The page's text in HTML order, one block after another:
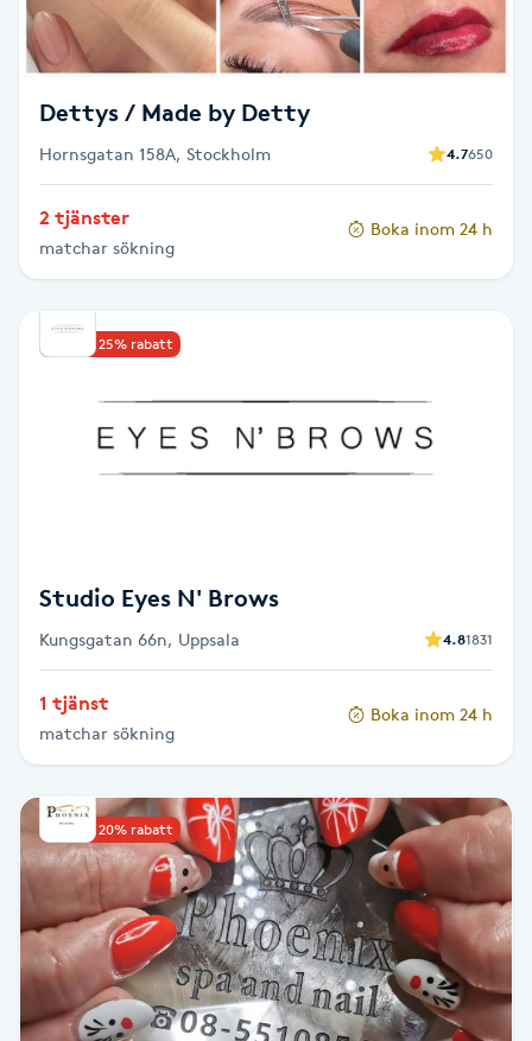
Ortobionomi
Ortopedi
Osteopati
Paraffinbehandling
Pedikyr
Permanent
Personal shopper
Personlig tränare
Picolaser
Piercing
Pigmentbehandling
Pigmentfläckar
Dettys / Made by Detty
Hornsgatan 158A, Stockholm 4.7650
2 tjänster
matchar sökning
Boka inom 24 h
Upp till 25% rabatt
Studio Eyes N' Brows
Kungsgatan 66n, Uppsala 4.81831
1 tjänst
matchar sökning
Boka inom 24 h
Upp till 20% rabatt